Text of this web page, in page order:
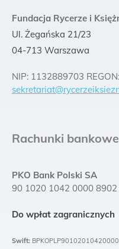
Fundacja Rycerze i
Ul. Żegańska 21/23
04-713 Warszawa
NIP: 1132889703
Rachunki bankowe
PKO Bank Polski SA
90 1020 1042 0000
Do wpłat zagranicznych
Swift: